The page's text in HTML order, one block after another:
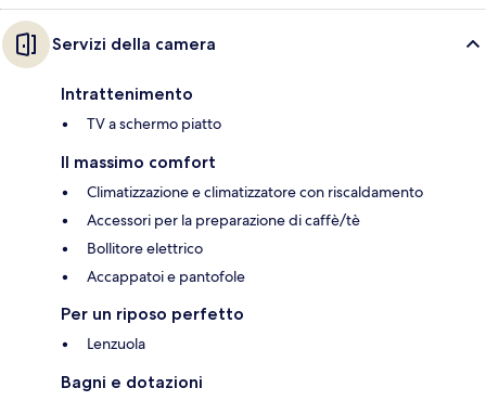
Servizi della camera
Intrattenimento
TV a schermo piatto
Il massimo comfort
Climatizzazione e climatizzatore con riscaldamento
Accessori per la preparazione di caffè/tè
Bollitore elettrico
Accappatoi e pantofole
Per un riposo perfetto
Lenzuola
Bagni e dotazioni